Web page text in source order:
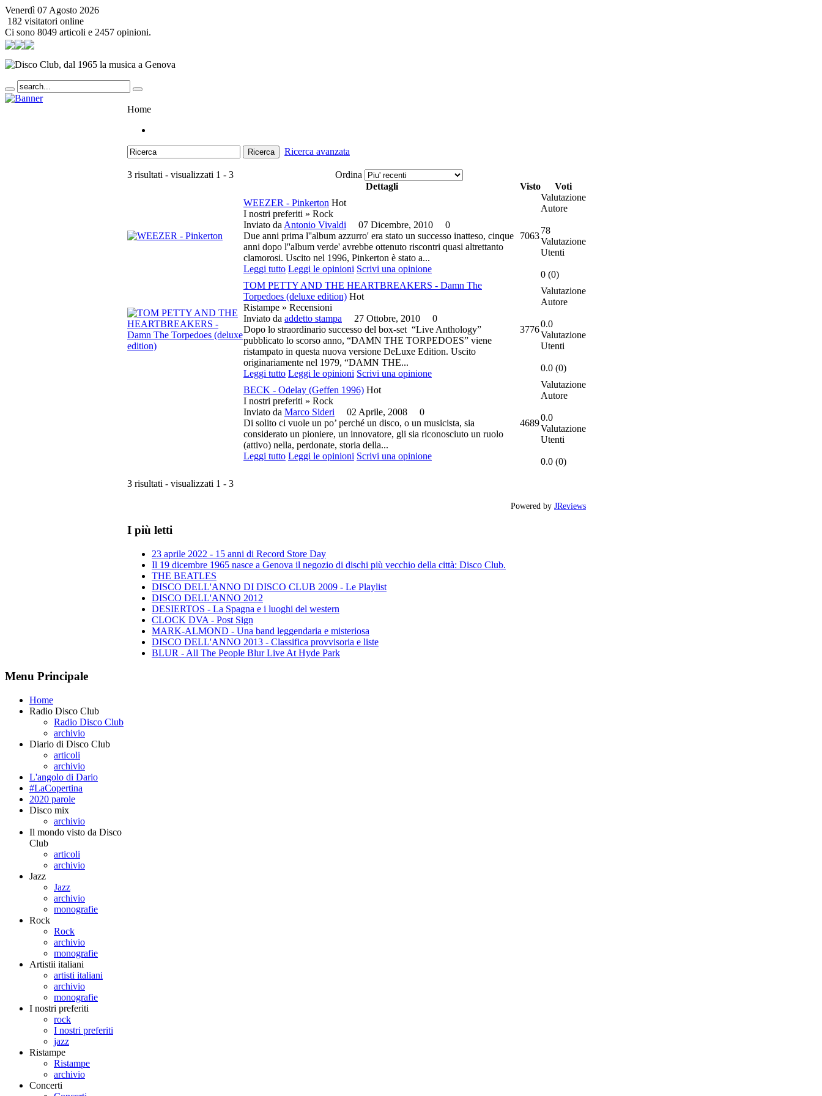
Venerdì 07 Agosto 2026
182 visitatori online
Ci sono 8049 articoli e 2457 opinioni.
Home
Ricerca Ricerca avanzata
3 risultati - visualizzati 1 - 3
Ordina
Dettagli
Visto
Voti
WEEZER - Pinkerton Hot
I nostri preferiti » Rock
Inviato da Antonio Vivaldi 07 Dicembre, 2010 0
Due anni prima l''album azzurro' era stato un successo inatteso, cinque
anni dopo l''album verde' avrebbe ottenuto riscontri quasi altrettanto
clamorosi. Uscito nel 1996, Pinkerton è stato a...
Leggi tutto Leggi le opinioni Scrivi una opinione
7063
Valutazione
Autore
78
Valutazione
Utenti
0 (0)
TOM PETTY AND THE HEARTBREAKERS - Damn The
Torpedoes (deluxe edition) Hot
Ristampe » Recensioni
Inviato da addetto stampa 27 Ottobre, 2010 0
Dopo lo straordinario successo del box‐set “Live Anthology”
pubblicato lo scorso anno, “DAMN THE TORPEDOES” viene
ristampato in questa nuova versione DeLuxe Edition. Uscito
originariamente nel 1979, “DAMN THE...
Leggi tutto Leggi le opinioni Scrivi una opinione
3776
Valutazione
Autore
0.0
Valutazione
Utenti
0.0 (0)
BECK - Odelay (Geffen 1996) Hot
I nostri preferiti » Rock
Inviato da Marco Sideri 02 Aprile, 2008 0
Di solito ci vuole un po’ perché un disco, o un musicista, sia
considerato un pioniere, un innovatore, gli sia riconosciuto un ruolo
(attivo) nella, perdonate, storia della...
Leggi tutto Leggi le opinioni Scrivi una opinione
4689
Valutazione
Autore
0.0
Valutazione
Utenti
0.0 (0)
3 risultati - visualizzati 1 - 3
Powered by JReviews
I più letti
23 aprile 2022 - 15 anni di Record Store Day
Il 19 dicembre 1965 nasce a Genova il negozio di dischi più vecchio della città: Disco Club.
THE BEATLES
DISCO DELL'ANNO DI DISCO CLUB 2009 - Le Playlist
DISCO DELL'ANNO 2012
DESIERTOS - La Spagna e i luoghi del western
CLOCK DVA - Post Sign
MARK-ALMOND - Una band leggendaria e misteriosa
DISCO DELL'ANNO 2013 - Classifica provvisoria e liste
BLUR - All The People Blur Live At Hyde Park
Menu Principale
Home
Radio Disco Club
Radio Disco Club
archivio
Diario di Disco Club
articoli
archivio
L'angolo di Dario
#LaCopertina
2020 parole
Disco mix
archivio
Il mondo visto da Disco
Club
articoli
archivio
Jazz
Jazz
archivio
monografie
Rock
Rock
archivio
monografie
Artistii italiani
artisti italiani
archivio
monografie
I nostri preferiti
rock
I nostri preferiti
jazz
Ristampe
Ristampe
archivio
Concerti